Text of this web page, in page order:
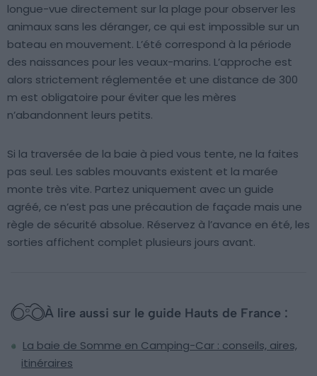
longue-vue directement sur la plage pour observer les
animaux sans les déranger, ce qui est impossible sur un
bateau en mouvement. L’été correspond à la période
des naissances pour les veaux-marins. L’approche est
alors strictement réglementée et une distance de 300
m est obligatoire pour éviter que les mères
n’abandonnent leurs petits.
Si la traversée de la baie à pied vous tente, ne la faites
pas seul. Les sables mouvants existent et la marée
monte très vite. Partez uniquement avec un guide
agréé, ce n’est pas une précaution de façade mais une
règle de sécurité absolue. Réservez à l’avance en été, les
sorties affichent complet plusieurs jours avant.
À lire aussi sur le guide Hauts de France :
La baie de Somme en Camping-Car : conseils, aires,
itinéraires